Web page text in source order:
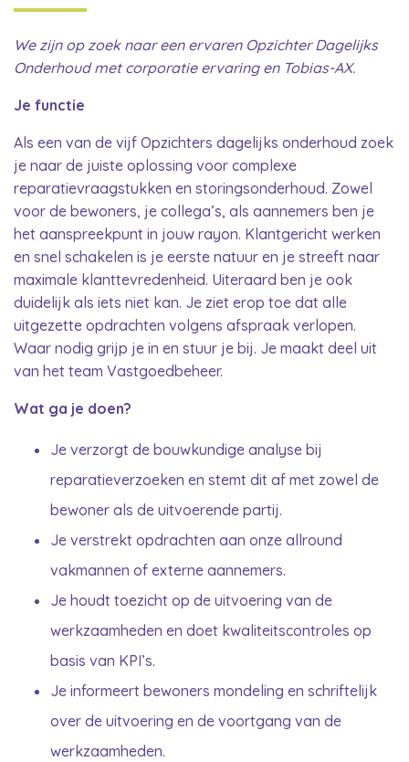
We zijn op zoek naar een ervaren Opzichter Dagelijks
Onderhoud met corporatie ervaring en Tobias-AX.
Je functie
Als een van de vijf Opzichters dagelijks onderhoud zoek
je naar de juiste oplossing voor complexe
reparatievraagstukken en storingsonderhoud. Zowel
voor de bewoners, je collega’s, als aannemers ben je
het aanspreekpunt in jouw rayon. Klantgericht werken
en snel schakelen is je eerste natuur en je streeft naar
maximale klanttevredenheid. Uiteraard ben je ook
duidelijk als iets niet kan. Je ziet erop toe dat alle
uitgezette opdrachten volgens afspraak verlopen.
Waar nodig grijp je in en stuur je bij. Je maakt deel uit
van het team Vastgoedbeheer.
Wat ga je doen?
Je verzorgt de bouwkundige analyse bij
reparatieverzoeken en stemt dit af met zowel de
bewoner als de uitvoerende partij.
Je verstrekt opdrachten aan onze allround
vakmannen of externe aannemers.
Je houdt toezicht op de uitvoering van de
werkzaamheden en doet kwaliteitscontroles op
basis van KPI’s.
Je informeert bewoners mondeling en schriftelijk
over de uitvoering en de voortgang van de
werkzaamheden.